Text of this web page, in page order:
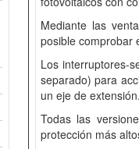
Mediante las
posible comprobar
Los interruptores-
separado) para
un eje de
Todas las
protección más